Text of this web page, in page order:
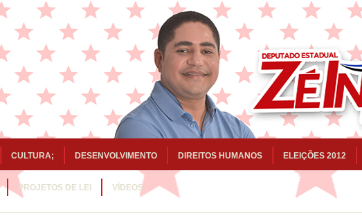
CULTURA; DESENVOLVIMENTO DIREITOS HUMANOS ELEIÇÕES 2012
PROJETOS DE LEI VÍDEOS